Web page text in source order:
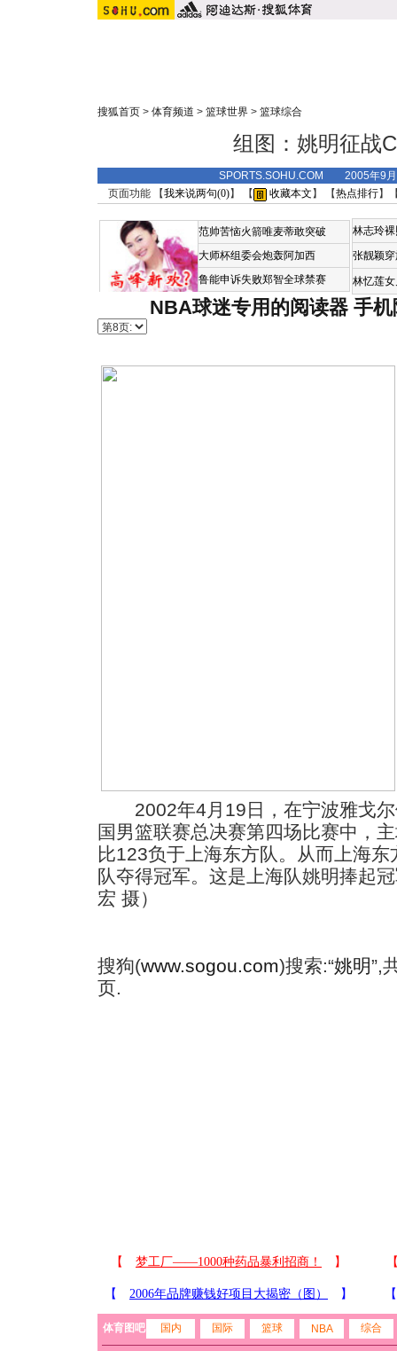
搜狐首页 > 体育频道 > 篮球世界 > 篮球综合
组图：姚明征战
SPORTS.SOHU.COM 2005年9
页面功能 【我来说两句(0)】 【 收藏本文 】 【热点排行】
范帅苦恼火箭唯麦蒂敢突破
大师杯组委会炮轰阿加西
鲁能申诉失败郑智全球禁赛
林志玲
张靓颖
林忆莲
NBA球迷专用的阅读器 手
2002年4月19日，在宁波雅戈尔
国男篮联赛总决赛第四场比赛中，
比123负于上海东方队。从而上海
队夺得冠军。这是上海队姚明捧起
宏 摄）
搜狗(www.sogou.com)搜索:“姚明”,
页.
体育图吧 国内 国际 篮球 NBA 综合